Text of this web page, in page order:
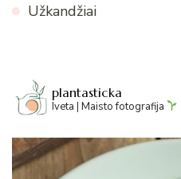
Užkandžiai
plantasticka
Iveta | Maisto fotografija